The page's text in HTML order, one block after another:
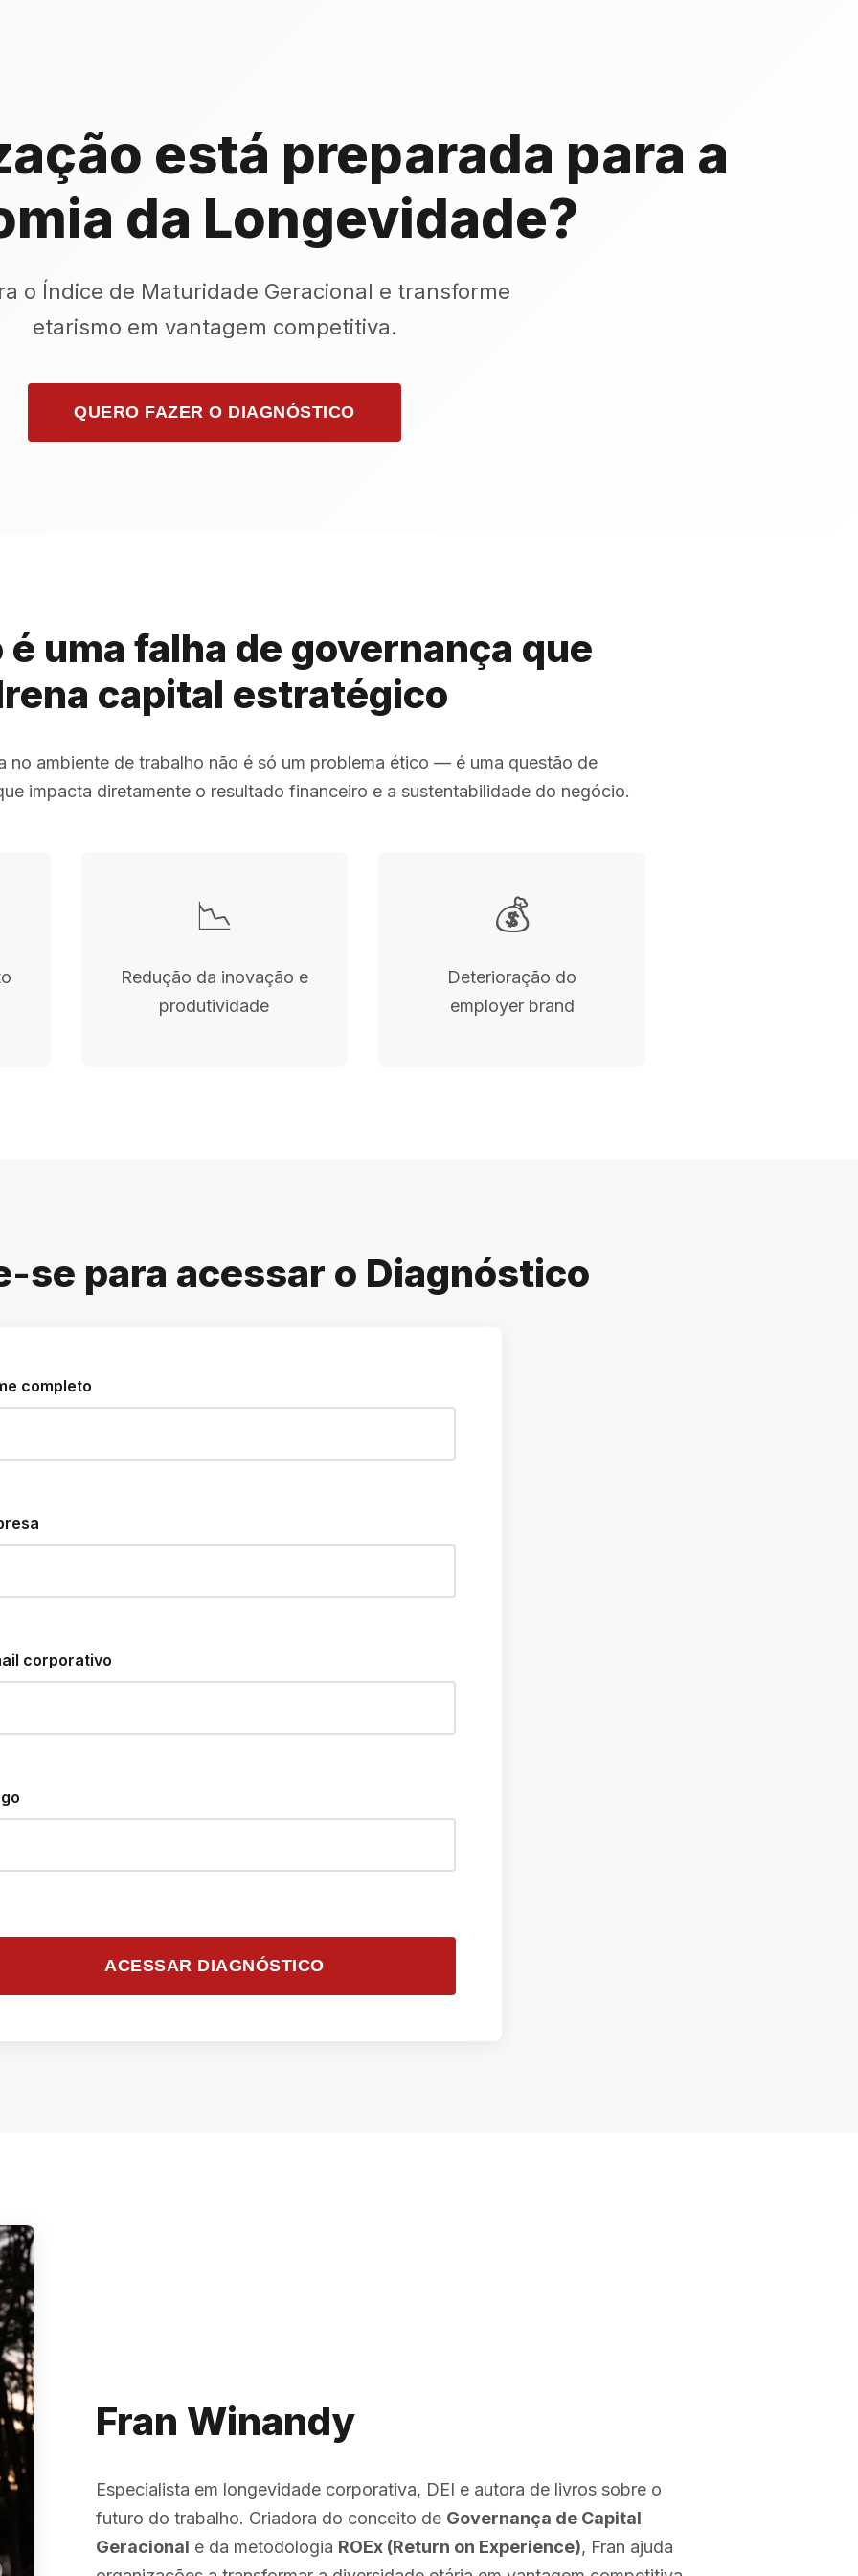
está preparada para a
da Longevidade?
o Índice de Maturidade Geracional e transforme
etarismo em vantagem competitiva.
QUERO FAZER O DIAGNÓSTICO
uma falha de governança que
capital estratégico
no ambiente de trabalho não é só um problema ético — é uma questão de
impacta diretamente o resultado financeiro e a sustentabilidade do negócio.
📉
Redução da inovação e
produtividade
💰
Deterioração do
employer brand
se para acessar o Diagnóstico
completo
corporativo
ACESSAR DIAGNÓSTICO
Fran Winandy
Especialista em longevidade corporativa, DEI e autora de livros sobre o
futuro do trabalho. Criadora do conceito de Governança de Capital
Geracional e da metodologia ROEx (Return on Experience), Fran ajuda